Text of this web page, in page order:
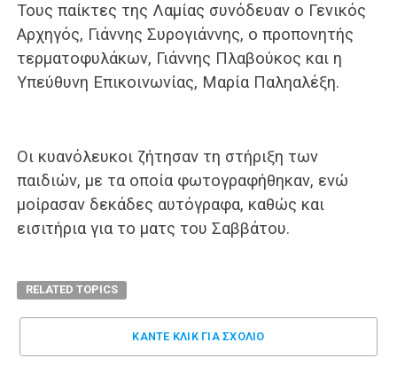
Τους παίκτες της Λαμίας συνόδευαν ο Γενικός
Αρχηγός, Γιάννης Συρογιάννης, ο προπονητής
τερματοφυλάκων, Γιάννης Πλαβούκος και η
Υπεύθυνη Επικοινωνίας, Μαρία Παληαλέξη.
Οι κυανόλευκοι ζήτησαν τη στήριξη των
παιδιών, με τα οποία φωτογραφήθηκαν, ενώ
μοίρασαν δεκάδες αυτόγραφα, καθώς και
εισιτήρια για το ματς του Σαββάτου.
RELATED TOPICS
ΚΑΝΤΕ ΚΛΊΚ ΓΙΑ ΣΧΌΛΙΟ